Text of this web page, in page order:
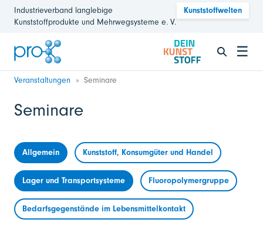
Industrieverband langlebige
Kunststoffprodukte und Mehrwegsysteme e. V.
Kunststoffwelten
☰
Veranstaltungen Seminare
Seminare
Allgemein Kunststoff, Konsumgüter und Handel
Lager und Transportsysteme Fluoropolymergruppe
Bedarfsgegenstände im Lebensmittelkontakt